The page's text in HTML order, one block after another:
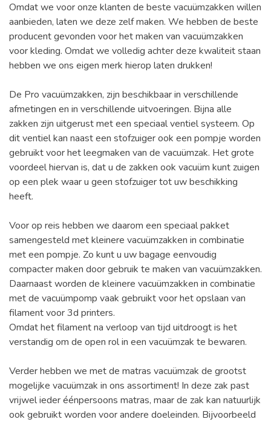
Omdat we voor onze klanten de beste vacuümzakken willen
aanbieden, laten we deze zelf maken. We hebben de beste
producent gevonden voor het maken van vacuümzakken
voor kleding. Omdat we volledig achter deze kwaliteit staan
hebben we ons eigen merk hierop laten drukken!
De Pro vacuümzakken, zijn beschikbaar in verschillende
afmetingen en in verschillende uitvoeringen. Bijna alle
zakken zijn uitgerust met een speciaal ventiel systeem. Op
dit ventiel kan naast een stofzuiger ook een pompje worden
gebruikt voor het leegmaken van de vacuümzak. Het grote
voordeel hiervan is, dat u de zakken ook vacuüm kunt zuigen
op een plek waar u geen stofzuiger tot uw beschikking
heeft.
Voor op reis hebben we daarom een speciaal pakket
samengesteld met kleinere vacuümzakken in combinatie
met een pompje. Zo kunt u uw bagage eenvoudig
compacter maken door gebruik te maken van vacuümzakken.
Daarnaast worden de kleinere vacuümzakken in combinatie
met de vacuümpomp vaak gebruikt voor het opslaan van
filament voor 3d printers.
Omdat het filament na verloop van tijd uitdroogt is het
verstandig om de open rol in een vacuümzak te bewaren.
Verder hebben we met de matras vacuümzak de grootst
mogelijke vacuümzak in ons assortiment! In deze zak past
vrijwel ieder éénpersoons matras, maar de zak kan natuurlijk
ook gebruikt worden voor andere doeleinden. Bijvoorbeeld